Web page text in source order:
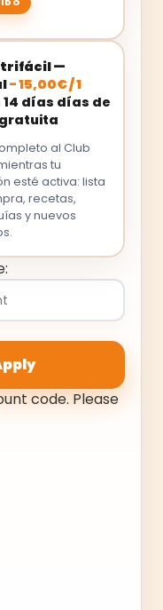
—
-15,00€/1
14 días días de
al Club
tu
esté activa: lista
recetas,
y nuevos
code. Please